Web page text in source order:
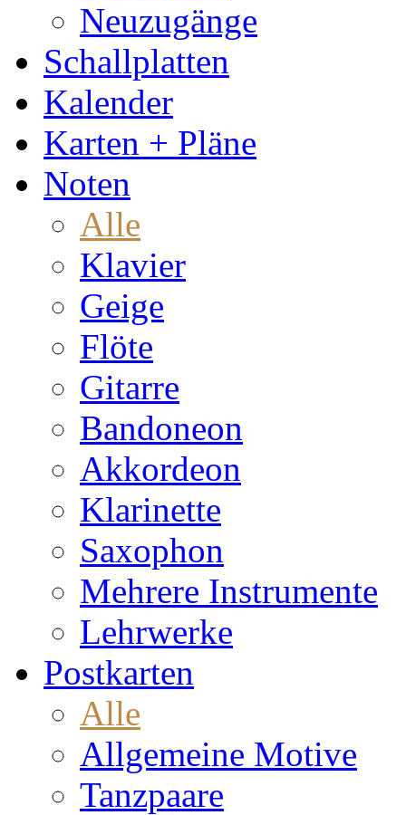
Neuzugänge
Schallplatten
Kalender
Karten + Pläne
Noten
Alle
Klavier
Geige
Flöte
Gitarre
Bandoneon
Akkordeon
Klarinette
Saxophon
Mehrere Instrumente
Lehrwerke
Postkarten
Alle
Allgemeine Motive
Tanzpaare